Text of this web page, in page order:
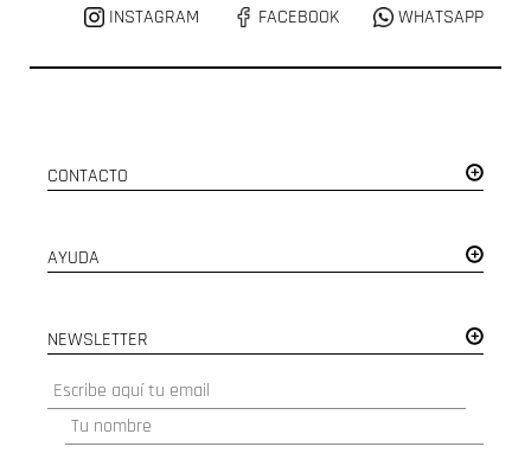
INSTAGRAM
FACEBOOK WHATSAPP
CONTACTO
AYUDA
NEWSLETTER